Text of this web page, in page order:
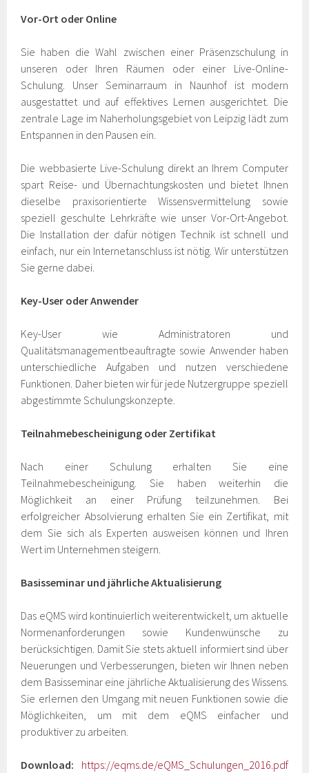
Vor-Ort oder Online
Sie haben die Wahl zwischen einer Präsenzschulung in
unseren oder Ihren Räumen oder einer Live-Online-
Schulung. Unser Seminarraum in Naunhof ist modern
ausgestattet und auf effektives Lernen ausgerichtet. Die
zentrale Lage im Naherholungsgebiet von Leipzig lädt zum
Entspannen in den Pausen ein.
Die webbasierte Live-Schulung direkt an Ihrem Computer
spart Reise- und Übernachtungskosten und bietet Ihnen
dieselbe praxisorientierte Wissensvermittelung sowie
speziell geschulte Lehrkräfte wie unser Vor-Ort-Angebot.
Die Installation der dafür nötigen Technik ist schnell und
einfach, nur ein Internetanschluss ist nötig. Wir unterstützen
Sie gerne dabei.
Key-User oder Anwender
Key-User wie Administratoren und
Qualitätsmanagementbeauftragte sowie Anwender haben
unterschiedliche Aufgaben und nutzen verschiedene
Funktionen. Daher bieten wir für jede Nutzergruppe speziell
abgestimmte Schulungskonzepte.
Teilnahmebescheinigung oder Zertifikat
Nach einer Schulung erhalten Sie eine
Teilnahmebescheinigung. Sie haben weiterhin die
Möglichkeit an einer Prüfung teilzunehmen. Bei
erfolgreicher Absolvierung erhalten Sie ein Zertifikat, mit
dem Sie sich als Experten ausweisen können und Ihren
Wert im Unternehmen steigern.
Basisseminar und jährliche Aktualisierung
Das eQMS wird kontinuierlich weiterentwickelt, um aktuelle
Normenanforderungen sowie Kundenwünsche zu
berücksichtigen. Damit Sie stets aktuell informiert sind über
Neuerungen und Verbesserungen, bieten wir Ihnen neben
dem Basisseminar eine jährliche Aktualisierung des Wissens.
Sie erlernen den Umgang mit neuen Funktionen sowie die
Möglichkeiten, um mit dem eQMS einfacher und
produktiver zu arbeiten.
Download: https://eqms.de/eQMS_Schulungen_2016.pdf